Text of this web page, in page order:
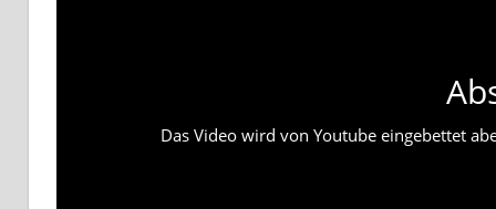
Das Video wird von Youtube eingebettet